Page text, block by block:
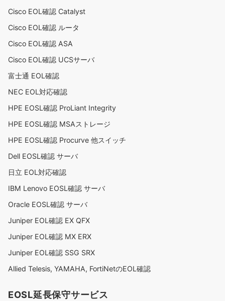
Cisco EOL確認 Catalyst
Cisco EOL確認 ルータ
Cisco EOL確認 ASA
Cisco EOL確認 UCSサーバ
富士通 EOL確認
NEC EOL対応確認
HPE EOSL確認 ProLiant Integrity
HPE EOSL確認 MSAストレージ
HPE EOSL確認 Procurve 他スイッチ
Dell EOSL確認 サーバ
日立 EOL対応確認
IBM Lenovo EOSL確認 サーバ
Oracle EOSL確認 サーバ
Juniper EOL確認 EX QFX
Juniper EOL確認 MX ERX
Juniper EOL確認 SSG SRX
Allied Telesis, YAMAHA, FortiNetのEOL確認
EOSL延長保守サービス